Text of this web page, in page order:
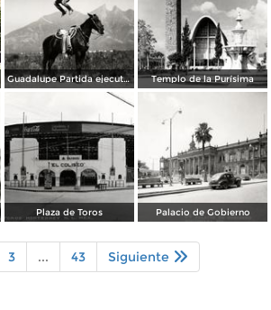
Guadalupe Partida ejecutando una charrería con lazo Templo de la Purísima
Plaza de Toros Palacio de Gobierno
3 ... 43 Siguiente